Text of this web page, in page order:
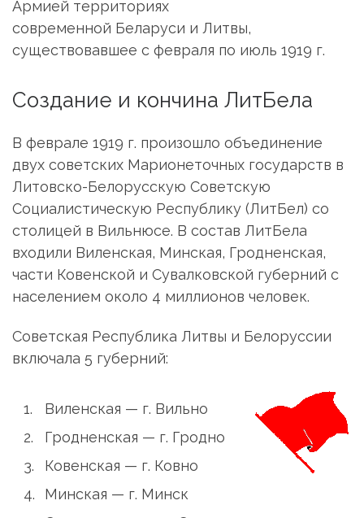
Армией территориях
современной Беларуси и Литвы,
существовавшее с февраля по июль 1919 г.
Создание и кончина ЛитБела
В феврале 1919 г. произошло объединение
двух советских Марионеточных государств в
Литовско-Белорусскую Советскую
Социалистическую Республику (ЛитБел) со
столицей в Вильнюсе. В состав ЛитБела
входили Виленская, Минская, Гродненская,
части Ковенской и Сувалковской губерний с
населением около 4 миллионов человек.
Советская Республика Литвы и Белоруссии
включала 5 губерний:
Виленская — г. Вильно
Гродненская — г. Гродно
Ковенская — г. Ковно
Минская — г. Минск